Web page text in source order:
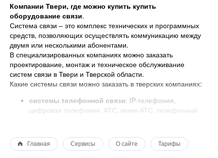
Компании Твери, где можно купить купить
оборудование связи.
Система связи – это комплекс технических и программных
средств, позволяющих осуществлять коммуникацию между
двумя или несколькими абонентами.
В специализированных компаниях можно заказать
проектирование, монтаж и техническое обслуживание
систем связи в Твери и Тверской области.
Какие системы связи можно заказать в тверских компаниях:
системы телефонной связи: IP-телефония,
цифровая телефония, АТС, мини-АТС, телефонный
спутниковый телефон;
системы радиосвязи : профессиональные
Главная Сервисы О сайте Тарифы